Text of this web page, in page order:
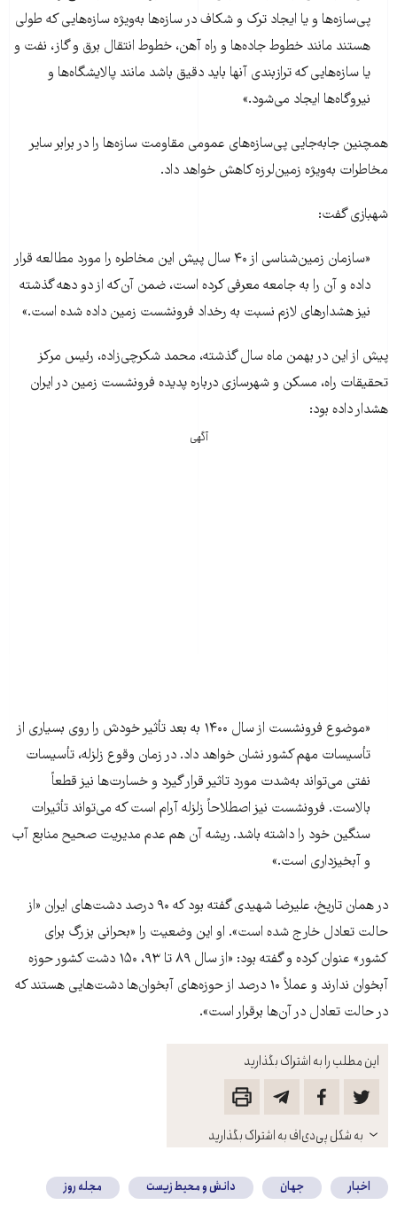
این مطلب را به اشتراک بگذارید
باز
کنید
به شکل پی‌دی‌اف به اشتراک بگذارید
پی‌سازه‌ها و یا ایجاد ترک و شکاف در سازه‌ها به‌ویژه سازه‌هایی که طولی
هستند مانند خطوط جاده‌ها و راه آهن، خطوط انتقال برق و گاز، نفت و
یا سازه‌هایی که ترازبندی آنها باید دقیق باشد مانند پالایشگاه‌ها و
نیروگاه‌ها ایجاد می‌شود.»
همچنین جابه‌جایی پی‌سازه‌های عمومی مقاومت سازه‌ها را در برابر سایر
مخاطرات به‌ویژه زمین‌لرزه کاهش خواهد داد.
شهبازی گفت:
«سازمان زمین‌شناسی از ۴۰ سال پیش این مخاطره را مورد مطالعه قرار
داده و آن را به جامعه معرفی کرده است، ضمن آن‌که از دو دهه گذشته
نیز هشدارهای لازم نسبت به رخداد فرونشست زمین داده شده است.»
پیش از این در بهمن ماه سال گذشته، محمد شکرچی‌زاده، رئیس مرکز
تحقیقات راه، مسکن و شهرسازی درباره پدیده فرونشست زمین در ایران
هشدار داده بود:
آگهی
«موضوع فرونشست از سال ۱۴۰۰ به بعد تأثیر خودش را روی بسیاری از
تأسیسات مهم کشور نشان خواهد داد. در زمان وقوع زلزله، تأسیسات
نفتی می‌تواند به‌شدت مورد تاثیر قرار گیرد و خسارت‌ها نیز قطعاً
بالاست. فرونشست نیز اصطلاحاً زلزله آرام است که می‌تواند تأثیرات
سنگین خود را داشته باشد. ریشه آن هم عدم مدیریت صحیح منابع آب
و آبخیزداری است.»
در همان تاریخ، علیرضا شهیدی گفته بود که ۹۰ درصد دشت‌های ایران «از
حالت تعادل خارج شده است». او این وضعیت را «بحرانی بزرگ برای
کشور» عنوان کرده و گفته بود: «از سال ۸۹ تا ۹۳، ۱۵۰ دشت کشور حوزه
آبخوان ندارند و عملاً ۱۰ درصد از حوزه‌های آبخوان‌ها دشت‌هایی هستند که
در حالت تعادل در آن‌ها برقرار است».
اخبار جهان دانش و محیط زیست
مجله روز